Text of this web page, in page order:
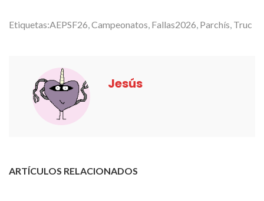
Etiquetas:AEPSF26 Campeonatos Fallas2026 Parchís Truc
Jesús
ARTÍCULOS RELACIONADOS